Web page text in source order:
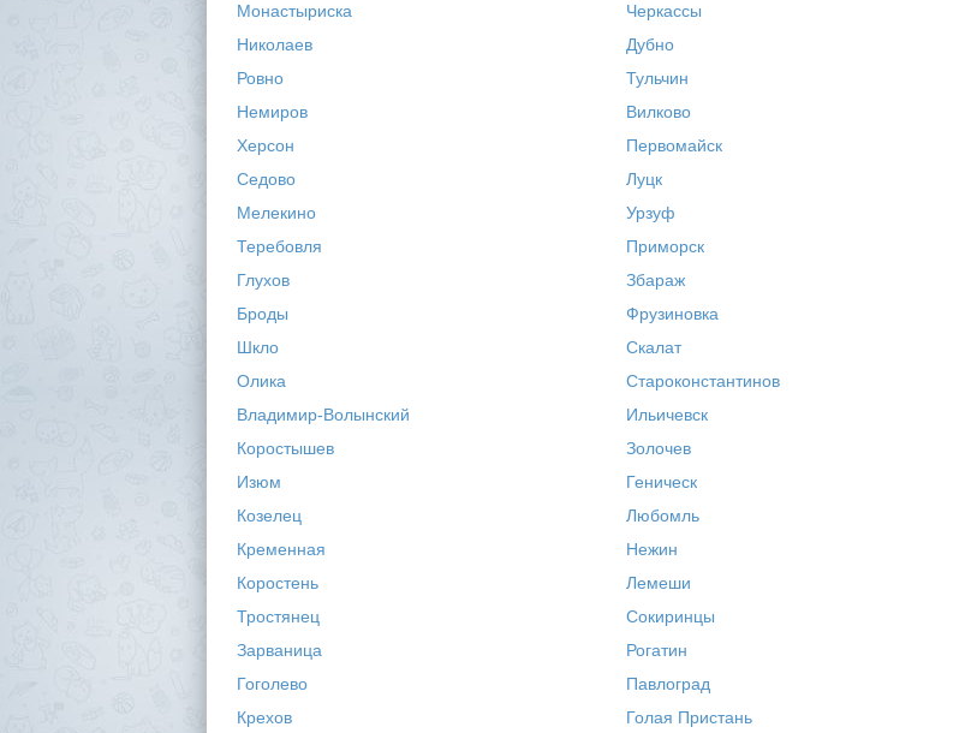
Монастыриска
Черкассы
Николаев
Дубно
Ровно
Тульчин
Немиров
Вилково
Херсон
Первомайск
Седово
Луцк
Мелекино
Урзуф
Теребовля
Приморск
Глухов
Збараж
Броды
Фрузиновка
Шкло
Скалат
Олика
Староконстантинов
Владимир-Волынский
Ильичевск
Коростышев
Золочев
Изюм
Геническ
Козелец
Любомль
Кременная
Нежин
Коростень
Лемеши
Тростянец
Сокиринцы
Зарваница
Рогатин
Гоголево
Павлоград
Крехов
Голая Пристань